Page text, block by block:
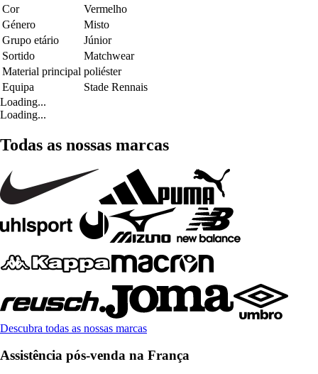
Cor
Vermelho
Género
Misto
Grupo etário
Júnior
Sortido
Matchwear
Material principal poliéster
Equipa
Stade Rennais
Loading...
Loading...
Todas as nossas marcas
Descubra todas as nossas marcas
Assistência pós-venda na França